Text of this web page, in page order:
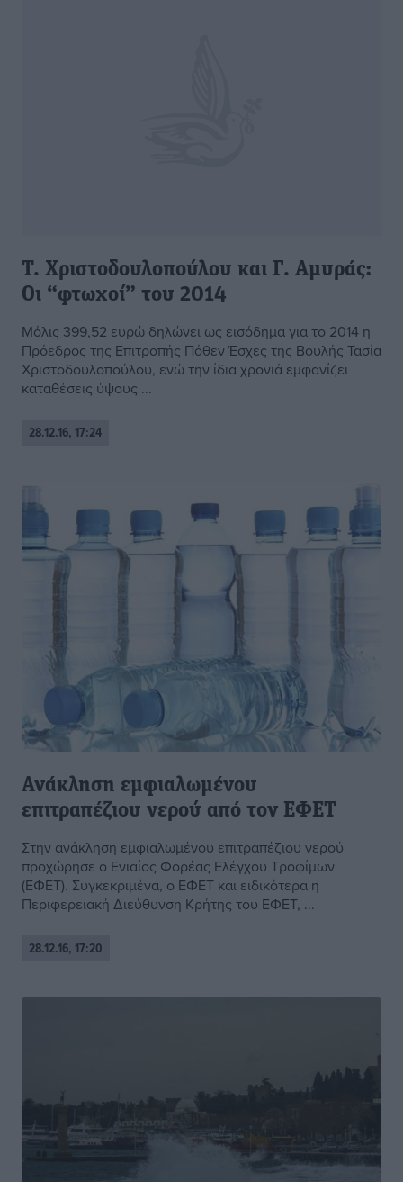
Τ. Χριστοδουλοπούλου και Γ. Αμυράς:
Οι “φτωχοί” του 2014
Μόλις 399,52 ευρώ δηλώνει ως εισόδημα για το 2014 η
Πρόεδρος της Επιτροπής Πόθεν Έσχες της Βουλής Τασία
Χριστοδουλοπούλου, ενώ την ίδια χρονιά εμφανίζει
καταθέσεις ύψους ...
28.12.16, 17:24
Ανάκληση εμφιαλωμένου
επιτραπέζιου νερού από τον ΕΦΕΤ
Στην ανάκληση εμφιαλωμένου επιτραπέζιου νερού
προχώρησε ο Ενιαίος Φορέας Ελέγχου Τροφίμων
(ΕΦΕΤ). Συγκεκριμένα, ο ΕΦΕΤ και ειδικότερα η
Περιφερειακή Διεύθυνση Κρήτης του ΕΦΕΤ, ...
28.12.16, 17:20